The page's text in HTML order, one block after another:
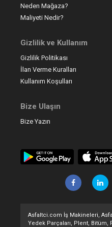
Neden Mağaza?
Maliyeti Nedir?
Gizlilik ve Kullanım
Gizlilik Politikası
İlan Verme Kuralları
Kullanım Koşulları
Bize Ulaşın
Bize Yazın
Asfaltci.com İş Makineleri,
Yedek Parçaları, Plent, Bitüm,